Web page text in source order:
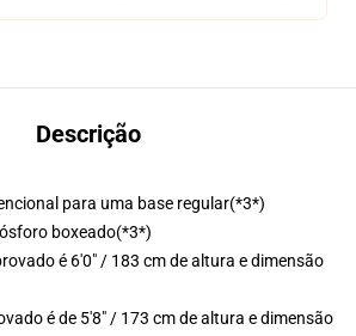
Descrição
para uma base regular(*3*)
boxeado(*3*)
é 6'0" / 183 cm de altura e dimensão
é de 5'8" / 173 cm de altura e dimensão